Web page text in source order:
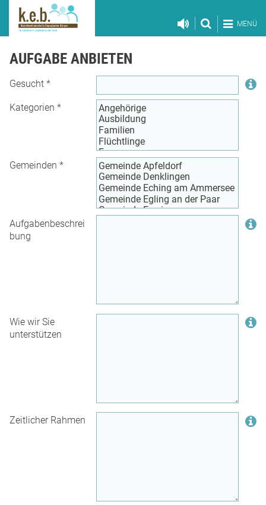
MENÜ
AUFGABE ANBIETEN
Gesucht*
Kategorien*
Gemeinden*
Aufgabenbeschrei
bung
Wie wir Sie
unterstützen
Zeitlicher Rahmen